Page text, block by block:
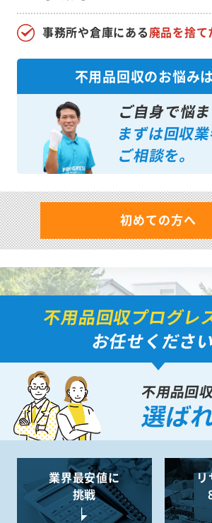
事務所や倉庫にある廃品を捨て
不用品回収のお悩み
ご自身で悩ま
まずは回収
ご相談を。
初めての方へ
不用品回収プログレ
お任せください
不用品回
選ば
業界最安値に
挑戦
リ